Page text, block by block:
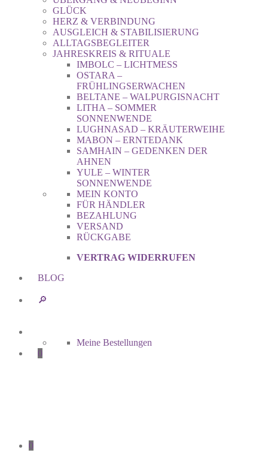
GLÜCK
HERZ & VERBINDUNG
AUSGLEICH & STABILISIERUNG
ALLTAGSBEGLEITER
JAHRESKREIS & RITUALE
IMBOLC – LICHTMESS
OSTARA –
FRÜHLINGSERWACHEN
BELTANE – WALPURGISNACHT
LITHA – SOMMER
SONNENWENDE
LUGHNASAD – KRÄUTERWEIHE
MABON – ERNTEDANK
SAMHAIN – GEDENKEN DER
AHNEN
YULE – WINTER
SONNENWENDE
MEIN KONTO
FÜR HÄNDLER
BEZAHLUNG
VERSAND
RÜCKGABE
VERTRAG WIDERRUFEN
BLOG
🔎︎
Meine Bestellungen
0
0